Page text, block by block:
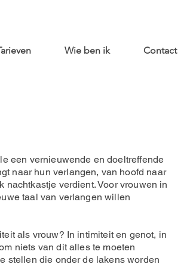
Wie ben ik Contact
een vernieuwende en doeltreffende
naar hun verlangen, van hoofd naar
nachtkastje verdient. Voor vrouwen in
taal van verlangen willen
als vrouw? In intimiteit en genot, in
niets van dit alles te moeten
stellen die onder de lakens worden